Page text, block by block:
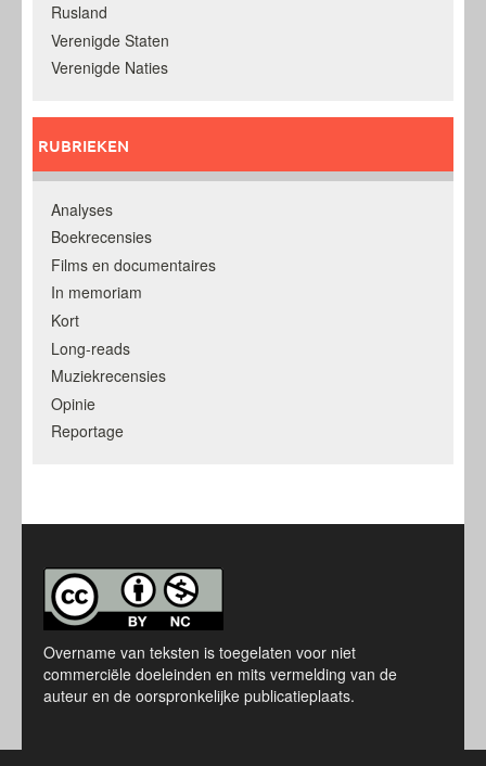
Rusland
Verenigde Staten
Verenigde Naties
RUBRIEKEN
Analyses
Boekrecensies
Films en documentaires
In memoriam
Kort
Long-reads
Muziekrecensies
Opinie
Reportage
Overname van teksten is toegelaten voor niet
commerciële doeleinden en mits vermelding van de
auteur en de oorspronkelijke publicatieplaats.